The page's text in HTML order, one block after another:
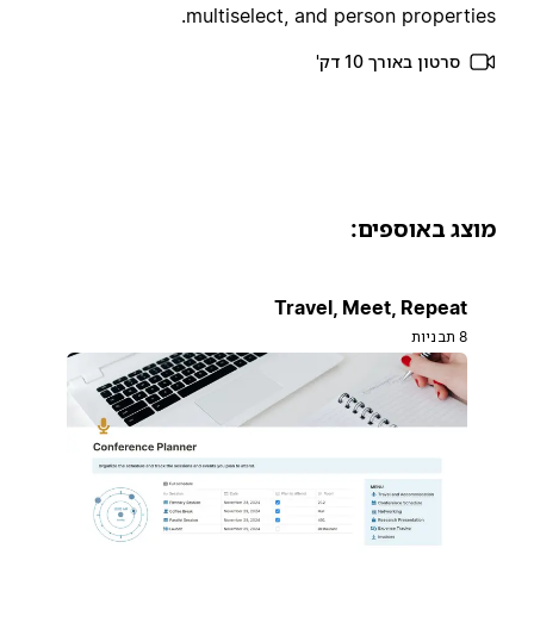
multiselect, and person
סרטון באורך 10 דק'
באוספים:
Travel, Meet, Repeat